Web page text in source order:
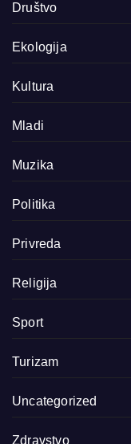
Društvo
Ekologija
Kultura
Mladi
Muzika
Politika
Privreda
Religija
Sport
Turizam
Uncategorized
Zdravstvo